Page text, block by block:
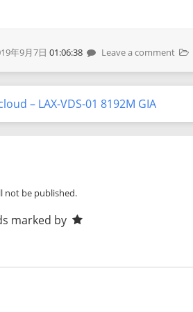
年9月7日 01:06:38 Leave a comment
– LAX-VDS-01 8192M GIA
not be published.
marked by